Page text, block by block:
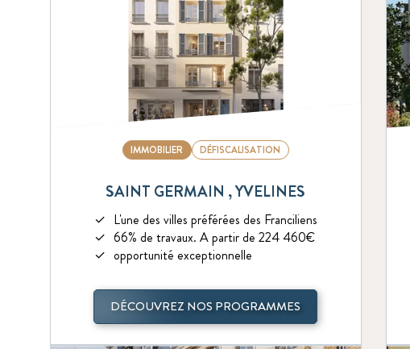
IMMOBILIER DÉFISCALISATION
SAINT GERMAIN , YVELINES
L'une des villes préférées des Franciliens
66% de travaux. A partir de 224 460€
opportunité exceptionnelle
DÉCOUVREZ NOS PROGRAMMES